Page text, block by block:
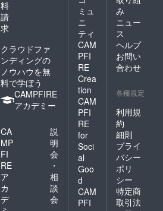
料
請
求
クラウドファ
ンディングの
ノウハウを無
料で学ぼう
CAMPFIRE
アカデミー
CA
MP
FI
RE
ア
カ
デ
説
明
会
・
相
談
会
ミュ
ニ
ティ
CAM
PFI
RE
Crea
tion
CAM
PFI
RE
for
Soci
al
Goo
d
CAM
PFI
み
ニュー
ス
ヘルプ
お問い
合わせ
各種規定
利用規
約
細則
プライ
バシー
ポリ
シー
特定商
取引法